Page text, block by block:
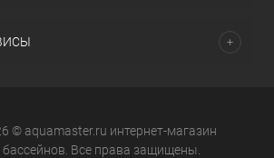
© aquamaster.ru интернет-магазин
Все права защищены.